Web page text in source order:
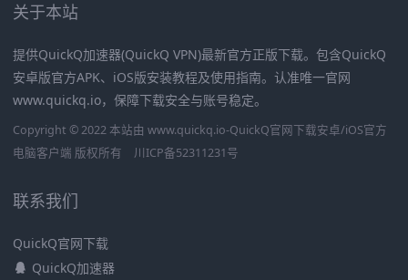
关于本站
提供QuickQ加速器(QuickQ VPN)最新官方正版下载。包含QuickQ
安卓版官方APK、iOS版安装教程及使用指南。认准唯一官网
www.quickq.io，保障下载安全与账号稳定。
Copyright © 2022 本站由 www.quickq.io-QuickQ官网下载安卓/iOS官方
电脑客户端 版权所有
川ICP备52311231号
联系我们
QuickQ官网下载
QuickQ加速器